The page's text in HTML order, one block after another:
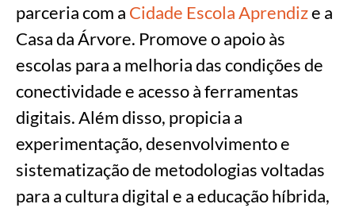
parceria com a Cidade Escola Aprendize a
Casa da Árvore. Promove o apoio às
escolas para a melhoria das condições de
conectividade e acesso à ferramentas
digitais. Além disso, propicia a
experimentação, desenvolvimento e
sistematização de metodologias voltadas
para a cultura digital e a educação híbrida,